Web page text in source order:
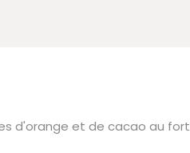
d'orange et de cacao au fort